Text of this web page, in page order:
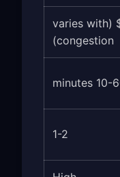
$1-5 (varies with
congestion)
10-60
1-2